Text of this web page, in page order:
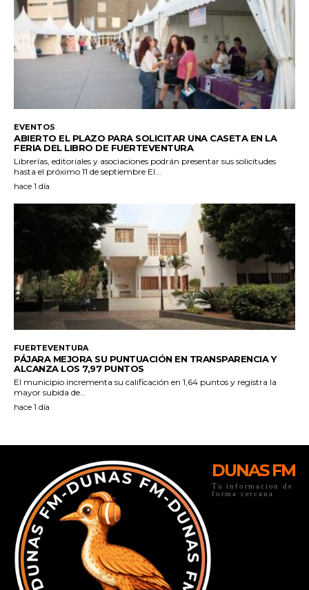
DUNAS FM
Tu informacion de
forma cercana